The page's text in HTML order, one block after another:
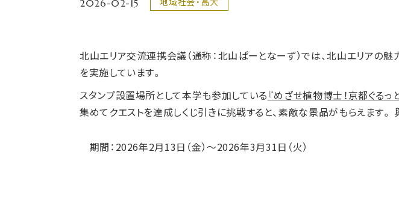
北山エリア交流連携会議（通称：北山ぱーとなーず）では、北山エリアの
を実施しています。
スタンプ設置場所として本学も参加している 『めざせ植物博士！京都ぐるっ
集めてクエストを達成しくじ引きに挑戦すると、素敵な景品がもらえます。
期間：2026年2月13日（金）～2026年3月31日（火）